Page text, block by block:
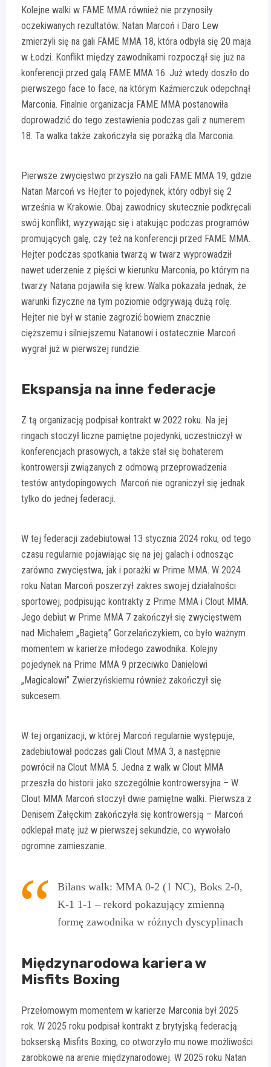
Kolejne walki w FAME MMA również nie przynosiły
oczekiwanych rezultatów. Natan Marcoń i Daro Lew
zmierzyli się na gali FAME MMA 18, która odbyła się 20 maja
w Łodzi. Konflikt między zawodnikami rozpoczął się już na
konferencji przed galą FAME MMA 16. Już wtedy doszło do
pierwszego face to face, na którym Kaźmierczuk odepchnął
Marconia. Finalnie organizacja FAME MMA postanowiła
doprowadzić do tego zestawienia podczas gali z numerem
18. Ta walka także zakończyła się porażką dla Marconia.
Pierwsze zwycięstwo przyszło na gali FAME MMA 19, gdzie
Natan Marcoń vs Hejter to pojedynek, który odbył się 2
września w Krakowie. Obaj zawodnicy skutecznie podkręcali
swój konflikt, wyzywając się i atakując podczas programów
promujących galę, czy też na konferencji przed FAME MMA.
Hejter podczas spotkania twarzą w twarz wyprowadził
nawet uderzenie z pięści w kierunku Marconia, po którym na
twarzy Natana pojawiła się krew. Walka pokazała jednak, że
warunki fizyczne na tym poziomie odgrywają dużą rolę.
Hejter nie był w stanie zagrozić bowiem znacznie
cięższemu i silniejszemu Natanowi i ostatecznie Marcoń
wygrał już w pierwszej rundzie.
Ekspansja na inne federacje
Z tą organizacją podpisał kontrakt w 2022 roku. Na jej
ringach stoczył liczne pamiętne pojedynki, uczestniczył w
konferencjach prasowych, a także stał się bohaterem
kontrowersji związanych z odmową przeprowadzenia
testów antydopingowych. Marcoń nie ograniczył się jednak
tylko do jednej federacji.
W tej federacji zadebiutował 13 stycznia 2024 roku, od tego
czasu regularnie pojawiając się na jej galach i odnosząc
zarówno zwycięstwa, jak i porażki w Prime MMA. W 2024
roku Natan Marcoń poszerzył zakres swojej działalności
sportowej, podpisując kontrakty z Prime MMA i Clout MMA.
Jego debiut w Prime MMA 7 zakończył się zwycięstwem
nad Michałem „Bagietą” Gorzelańczykiem, co było ważnym
momentem w karierze młodego zawodnika. Kolejny
pojedynek na Prime MMA 9 przeciwko Danielowi
„Magicalowi” Zwierzyńskiemu również zakończył się
sukcesem.
W tej organizacji, w której Marcoń regularnie występuje,
zadebiutował podczas gali Clout MMA 3, a następnie
powrócił na Clout MMA 5. Jedna z walk w Clout MMA
przeszła do historii jako szczególnie kontrowersyjna – W
Clout MMA Marcoń stoczył dwie pamiętne walki. Pierwsza z
Denisem Załęckim zakończyła się kontrowersją – Marcoń
odklepał matę już w pierwszej sekundzie, co wywołało
ogromne zamieszanie.
Bilans walk: MMA 0-2 (1 NC), Boks 2-0,
K-1 1-1 – rekord pokazujący zmienną
formę zawodnika w różnych dyscyplinach
Międzynarodowa kariera w
Misfits Boxing
Przełomowym momentem w karierze Marconia był 2025
rok. W 2025 roku podpisał kontrakt z brytyjską federacją
bokserską Misfits Boxing, co otworzyło mu nowe możliwości
zarobkowe na arenie międzynarodowej. W 2025 roku Natan